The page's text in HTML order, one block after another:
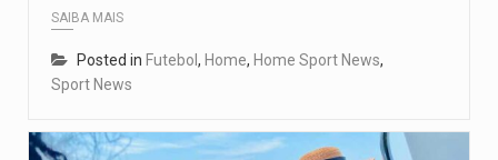
SAIBA MAIS
Posted in Futebol , Home, Home Sport News,
Sport News